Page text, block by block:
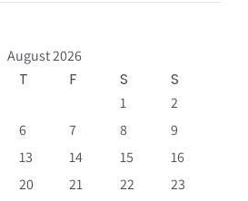
August 2026
T F S S
1
2
6 7 8
9
13 14 15
16
20 21 22
23